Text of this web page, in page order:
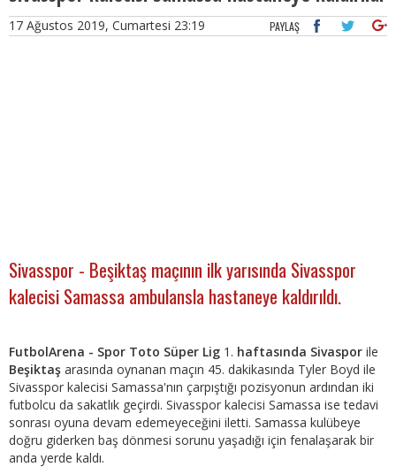
17 Ağustos 2019, Cumartesi 23:19 PAYLAŞ
Sivasspor - Beşiktaş maçının ilk yarısında Sivasspor
kalecisi Samassa ambulansla hastaneye kaldırıldı.
FutbolArena - Spor Toto Süper Lig 1. haftasında Sivaspor ile
Beşiktaş arasında oynanan maçın 45. dakikasında Tyler Boyd ile
Sivasspor kalecisi Samassa'nın çarpıştığı pozisyonun ardından iki
futbolcu da sakatlık geçirdi. Sivasspor kalecisi Samassa ise tedavi
sonrası oyuna devam edemeyeceğini iletti. Samassa kulübeye
doğru giderken baş dönmesi sorunu yaşadığı için fenalaşarak bir
anda yerde kaldı.